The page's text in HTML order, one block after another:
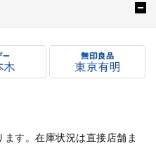
す。在庫状況は直接店舗ま